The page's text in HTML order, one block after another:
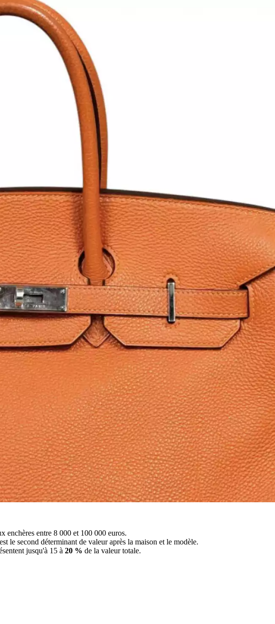
enchères entre 8 000 et 100 000 euros.
le second déterminant de valeur après la maison et le modèle.
jusqu'à 15 à 20 % de la valeur totale.